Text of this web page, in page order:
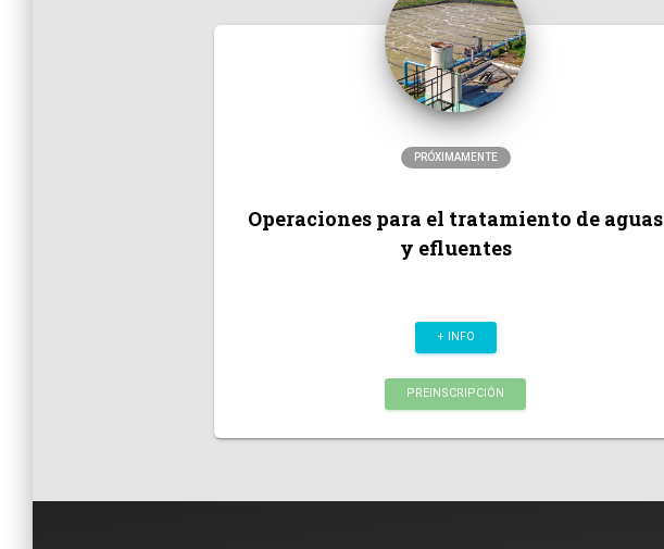
PRÓXIMAMENTE
Operaciones para el tratamiento de aguas
y efluentes
+ INFO
PREINSCRIPCIÓN